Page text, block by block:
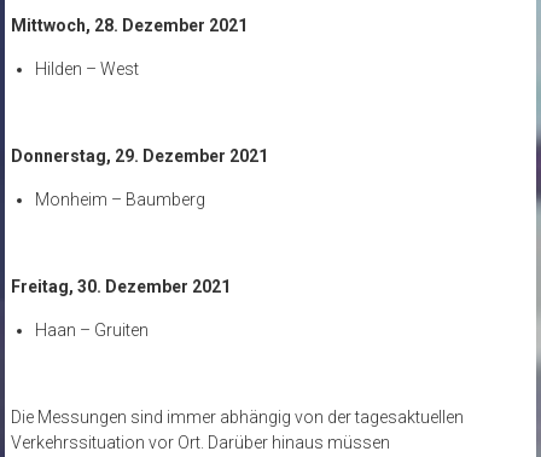
Mittwoch, 28. Dezember 2021
Hilden – West
Donnerstag, 29. Dezember 2021
Monheim – Baumberg
Freitag, 30. Dezember 2021
Haan – Gruiten
Die Messungen sind immer abhängig von der tagesaktuellen
Verkehrssituation vor Ort. Darüber hinaus müssen